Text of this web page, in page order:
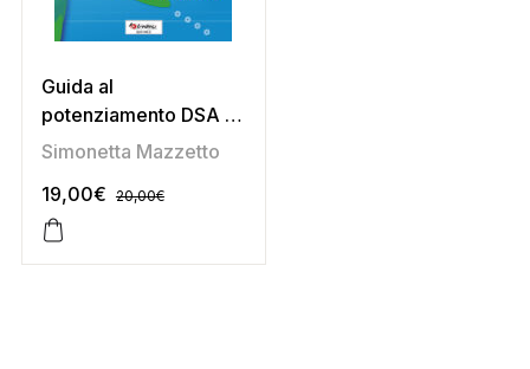
Guida al
potenziamento DSA e
BES
Simonetta Mazzetto
19,00€ 20,00€